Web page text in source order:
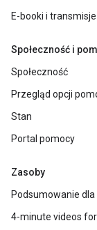
E-booki i
Społeczność i
Społeczność
Przegląd opcji
Stan
Portal pomocy
Zasoby
Podsumowanie
4-minute videos